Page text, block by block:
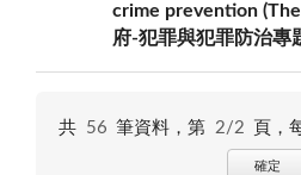
crime prevention
府-犯罪與犯罪防治專
共 56 筆資料，第 2/2 頁，
確定